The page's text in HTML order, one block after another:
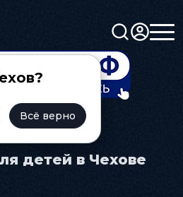
Всё верно
детей в Чехове